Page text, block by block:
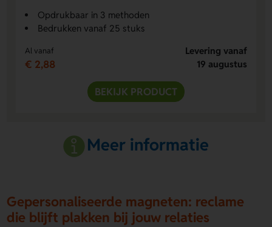
Opdrukbaar in 3 methoden
Bedrukken vanaf 25 stuks
Al vanaf
€ 2,88
Levering vanaf
19 augustus
BEKIJK PRODUCT
Meer informatie
Gepersonaliseerde magneten: reclame
die blijft plakken bij jouw relaties